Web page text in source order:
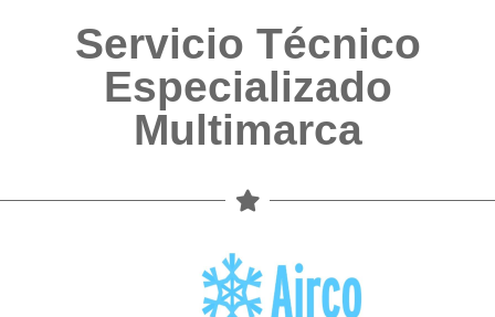
Servicio Técnico
Especializado
Multimarca